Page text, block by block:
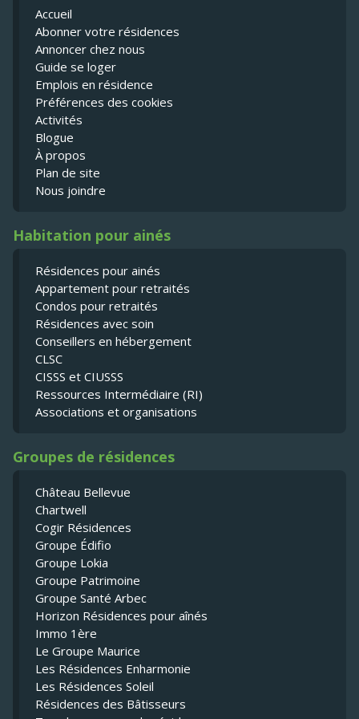
Accueil
Abonner votre résidences
Annoncer chez nous
Guide se loger
Emplois en résidence
Préférences des cookies
Activités
Blogue
À propos
Plan de site
Nous joindre
Habitation pour ainés
Résidences pour ainés
Appartement pour retraités
Condos pour retraités
Résidences avec soin
Conseillers en hébergement
CLSC
CISSS et CIUSSS
Ressources Intermédiaire (RI)
Associations et organisations
Groupes de résidences
Château Bellevue
Chartwell
Cogir Résidences
Groupe Édifio
Groupe Lokia
Groupe Patrimoine
Groupe Santé Arbec
Horizon Résidences pour aînés
Immo 1ère
Le Groupe Maurice
Les Résidences Enharmonie
Les Résidences Soleil
Résidences des Bâtisseurs